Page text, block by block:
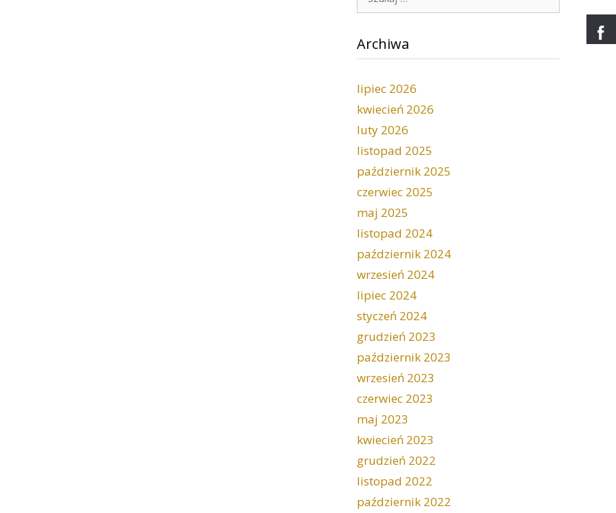
Archiwa
lipiec 2026
kwiecień 2026
luty 2026
listopad 2025
październik 2025
czerwiec 2025
maj 2025
listopad 2024
październik 2024
wrzesień 2024
lipiec 2024
styczeń 2024
grudzień 2023
październik 2023
wrzesień 2023
czerwiec 2023
maj 2023
kwiecień 2023
grudzień 2022
listopad 2022
październik 2022